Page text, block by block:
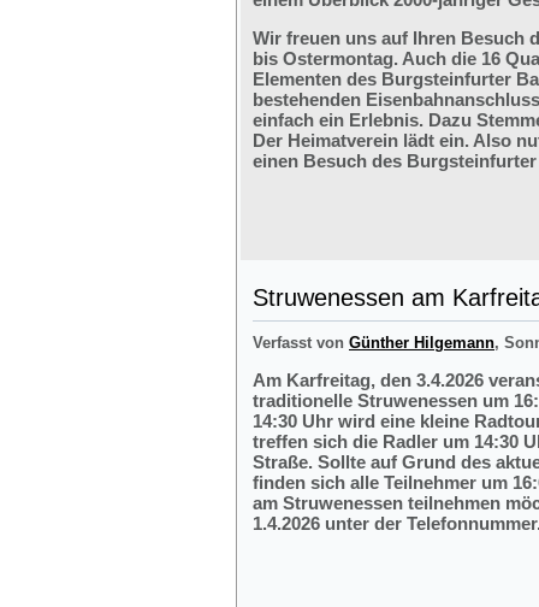
Wir freuen uns auf Ihren Besuch
bis Ostermontag. Auch die 16
Elementen des Burgsteinfurter
bestehenden
einfach ein Erlebnis. Dazu
Der Heimatverein lädt ein. Also
einen Besuch des
Struwenessen am
Verfasst von Günther Hilgemann,
Am Karfreitag, den 3.4.2026
traditionelle Struwenessen um
14:30 Uhr wird eine kleine
treffen sich die Radler um 14:30
Straße. Sollte auf Grund des
finden sich alle Teilnehmer um
am Struwenessen teilnehmen
1.4.2026 unter der